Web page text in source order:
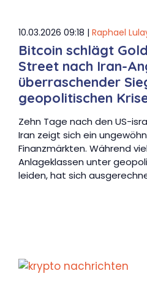
10.03.2026 09:18 | Raphael
Bitcoin schlägt
Street nach Iran-
überraschender
geopolitischen
Zehn Tage nach den US-
Iran zeigt sich ein
Finanzmärkten. Während
Anlageklassen unter
leiden, hat sich